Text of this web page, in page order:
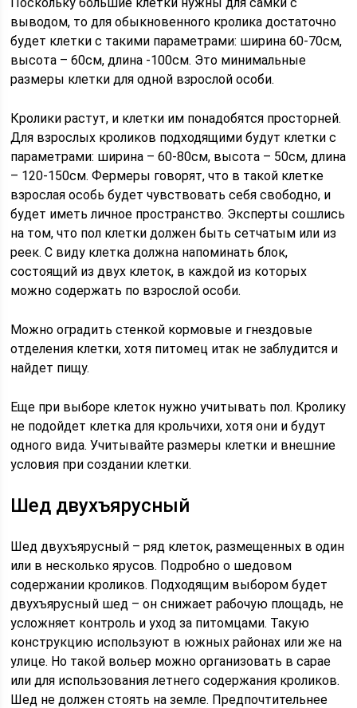
выводом, то для обыкновенного кролика достаточно
будет клетки с такими параметрами: ширина 60-70см,
высота – 60см, длина -100см. Это минимальные
размеры клетки для одной взрослой особи.
Кролики растут, и клетки им понадобятся просторней.
Для взрослых кроликов подходящими будут клетки с
параметрами: ширина – 60-80см, высота – 50см, длина
– 120-150см. Фермеры говорят, что в такой клетке
взрослая особь будет чувствовать себя свободно, и
будет иметь личное пространство. Эксперты сошлись
на том, что пол клетки должен быть сетчатым или из
реек. С виду клетка должна напоминать блок,
состоящий из двух клеток, в каждой из которых
можно содержать по взрослой особи.
Можно оградить стенкой кормовые и гнездовые
отделения клетки, хотя питомец итак не заблудится и
найдет пищу.
Еще при выборе клеток нужно учитывать пол. Кролику
не подойдет клетка для крольчихи, хотя они и будут
одного вида. Учитывайте размеры клетки и внешние
условия при создании клетки.
Шед двухъярусный
Шед двухъярусный – ряд клеток, размещенных в один
или в несколько ярусов. Подробно о шедовом
содержании кроликов. Подходящим выбором будет
двухъярусный шед – он снижает рабочую площадь, не
усложняет контроль и уход за питомцами. Такую
конструкцию используют в южных районах или же на
улице. Но такой вольер можно организовать в сарае
или для использования летнего содержания кроликов.
Шед не должен стоять на земле. Предпочтительнее